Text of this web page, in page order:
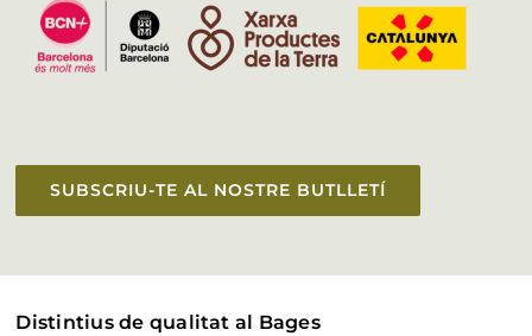
SUBSCRIU-TE AL NOSTRE BUTLLETÍ
Distintius de qualitat al Bages